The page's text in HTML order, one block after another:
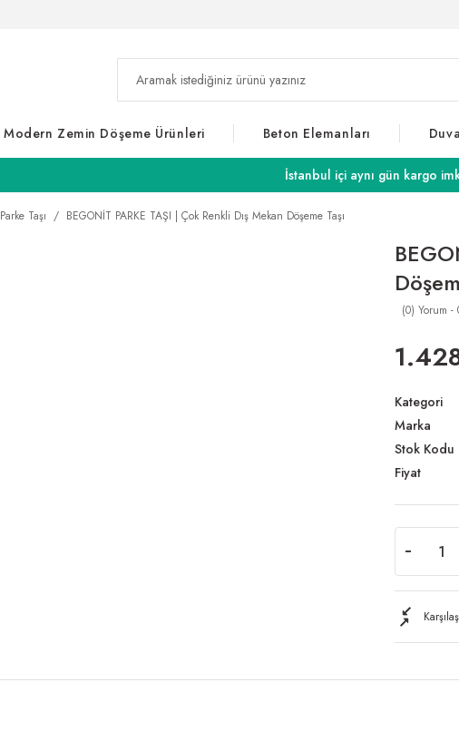
Modern Zemin Döşeme Ürünleri Beton Elemanları
İstanbul içi aynı gün kargo
Parke Taşı BEGONİT PARKE TAŞI | Çok Renkli Dış Mekan Döşeme Taşı
(0) Yorum -
Kategori
Marka
Stok Kodu
Fiyat